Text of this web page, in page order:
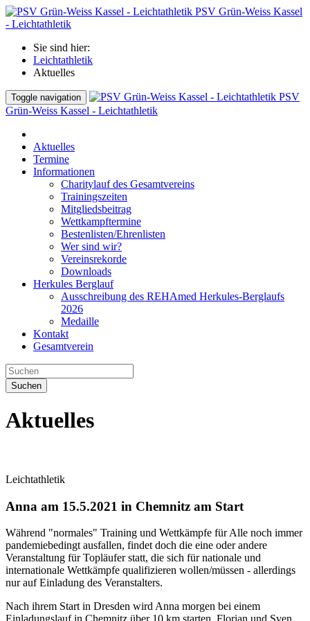
PSV Grün-Weiss Kassel
- Leichtathletik
Sie sind hier:
Leichtathletik
Aktuelles
Toggle navigation
PSV
Grün-Weiss Kassel - Leichtathletik
Aktuelles
Termine
Informationen
Charitylauf des Gesamtvereins
Trainingszeiten
Mitgliedsbeitrag
Wettkampftermine
Bestenlisten/Ehrenlisten
Wer sind wir?
Vereinsrekorde
Downloads
Herkules Berglauf
Ausschreibung des REHAmed Herkules-Berglaufs
2026
Medaille
Kontakt
Gesamtverein
Suchen
Aktuelles
Leichtathletik
Anna am 15.5.2021 in Chemnitz am Start
Während "normales" Training und Wettkämpfe für Alle noch immer
pandemiebedingt ausfallen, findet doch die eine oder andere
Veranstaltung für Topläufer statt, die sich für nationale und
internationale Wettkämpfe qualifizieren wollen/müssen - allerdings
nur auf Einladung des Veranstalters.
Nach ihrem Start in Dresden wird Anna morgen bei einem